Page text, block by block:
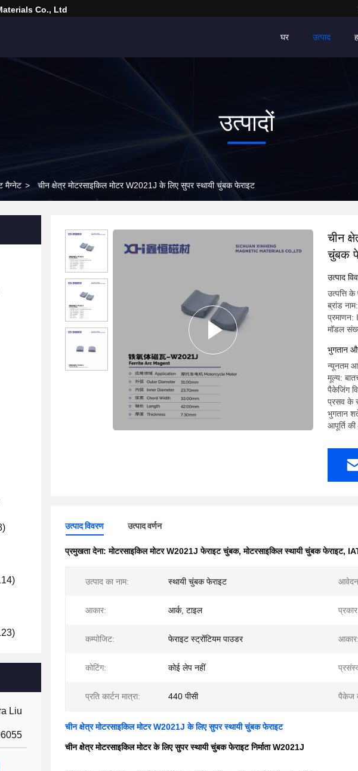
Co., Ltd
घर उत्पाद
उत्पादों
मैग्नेट > चीन क्षेत्र मोटरसाइकिल मोटर W2021J के लिए सुपर स्थायी चुंबक फेराइट
Liu
चीन
चुंबक
उत्पाद
उत्पत्ति
ब्रांड
मॉडल
भुगतान
न्यूनतम
मूल्य:
पैकेजिंग
प्रसव के
भुगतान
आपूर्ति
उत्पाद विवरण उत्पाद वर्णन
प्रमुखता देना:मोटरसाइकिल मोटर W2021J फेराइट चुंबक,मोटरसाइकिल स्थायी चुंबक फेराइट,
उत्पाद का नाम: स्थायी चुंबक फेराइट
आकार: आर्क, टाइल
कम्पोजिट: फेराइट स्ट्रोंटियम पाउडर आकार:
कोटिंग: कोई लेप नहीं
प्रति कार्टन मात्रा: 440 पीसी पैकेज
चीन क्षेत्र मोटरसाइकिल मोटर W2021J के लिए सुपर स्थायी चुंबक फेराइट
चीन क्षेत्र मोटरसाइकिल मोटर के लिए सुपर स्थायी चुंबक फेराइट निर्माता W2021J